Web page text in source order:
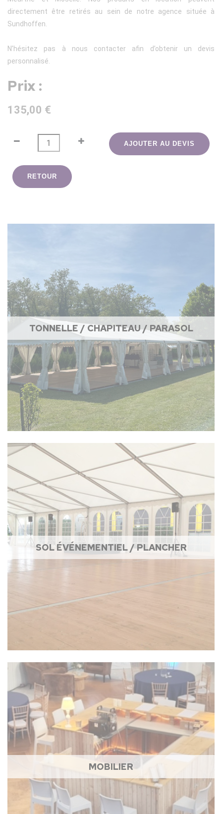
directement être retirés au sein de notre agence située à
Sundhoffen.
N’hésitez pas à nous contacter afin d’obtenir un devis
personnalisé.
Prix :
135,00 €
AJOUTER AU DEVIS
RETOUR
TONNELLE / CHAPITEAU / PARASOL
SOL ÉVÉNEMENTIEL / PLANCHER
MOBILIER